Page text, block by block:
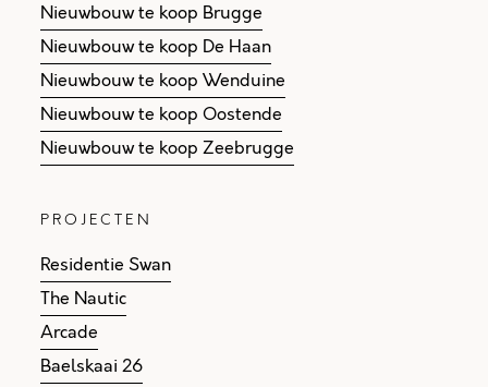
Nieuwbouw te koop Brugge
Nieuwbouw te koop De Haan
Nieuwbouw te koop Wenduine
Nieuwbouw te koop Oostende
Nieuwbouw te koop Zeebrugge
PROJECTEN
Residentie Swan
The Nautic
Arcade
Baelskaai 26